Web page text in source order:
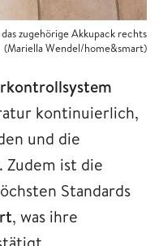
zugehörige Akkupack rechts
(Mariella Wendel/home&smart)
kontinuierlich,
und die
Zudem ist die
Standards
, was ihre